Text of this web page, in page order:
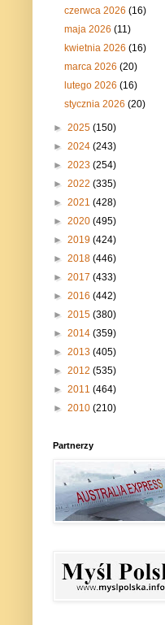
czerwca 2026(16)
maja 2026(11)
kwietnia 2026(16)
marca 2026(20)
lutego 2026(16)
stycznia 2026(20)
► 2025 (150)
► 2024 (243)
► 2023 (254)
► 2022 (335)
► 2021 (428)
► 2020 (495)
► 2019 (424)
► 2018 (446)
► 2017 (433)
► 2016 (442)
► 2015 (380)
► 2014 (359)
► 2013 (405)
► 2012 (535)
► 2011 (464)
► 2010 (210)
Partnerzy